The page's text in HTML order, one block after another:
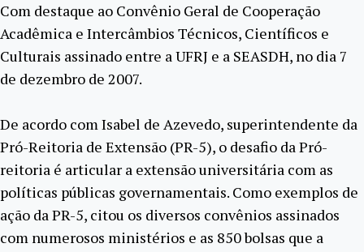
Com destaque ao Convênio Geral de Cooperação
Acadêmica e Intercâmbios Técnicos, Científicos e
Culturais assinado entre a UFRJ e a SEASDH, no dia 7
de dezembro de 2007.
De acordo com Isabel de Azevedo, superintendente da
Pró-Reitoria de Extensão (PR-5), o desafio da Pró-
reitoria é articular a extensão universitária com as
políticas públicas governamentais. Como exemplos de
ação da PR-5, citou os diversos convênios assinados
com numerosos ministérios e as 850 bolsas que a